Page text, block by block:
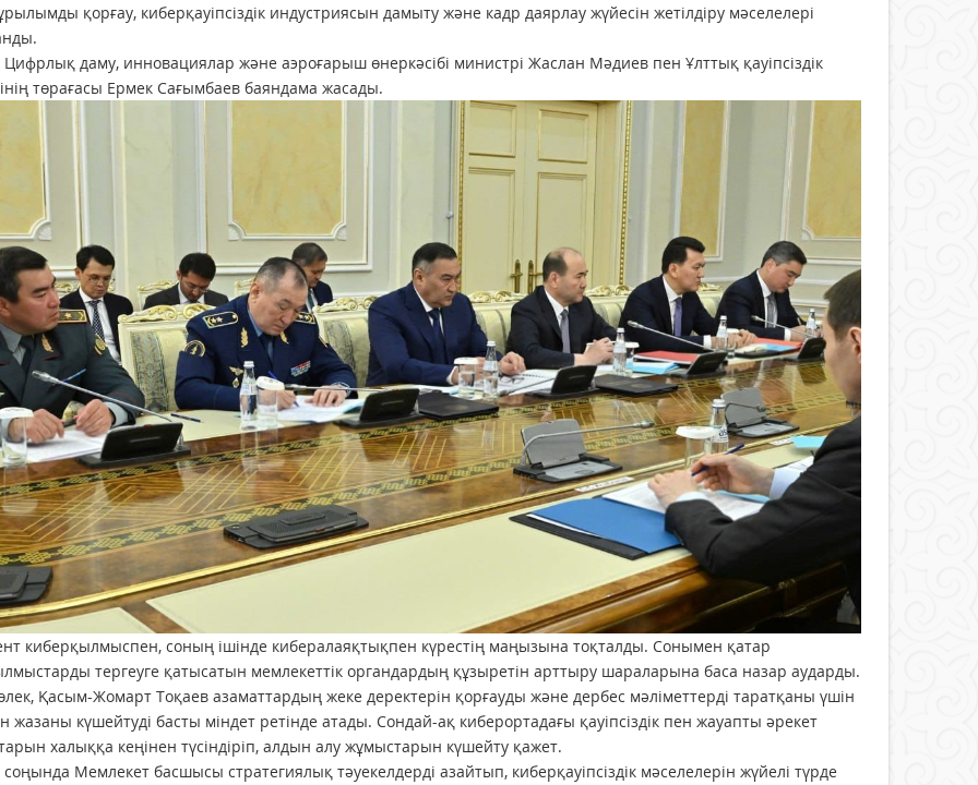
қорғау, киберқауіпсіздік индустриясын дамыту және кадр даярлау жүйесін жетілдіру мәселелері
Цифрлық даму, инновациялар және аэроғарыш өнеркәсібі министрі Жаслан Мәдиев пен Ұлттық қауіпсіздік
төрағасы Ермек Сағымбаев баяндама жасады.
киберқылмыспен, соның ішінде кибералаяқтықпен күрестің маңызына тоқталды. Сонымен қатар
тергеуге қатысатын мемлекеттік органдардың құзыретін арттыру шараларына баса назар аударды.
Қасым-Жомарт Тоқаев азаматтардың жеке деректерін қорғауды және дербес мәліметтерді таратқаны үшін
жазаны күшейтуді басты міндет ретінде атады. Сондай-ақ киберортадағы қауіпсіздік пен жауапты әрекет
халыққа кеңінен түсіндіріп, алдын алу жұмыстарын күшейту қажет.
Мемлекет басшысы стратегиялық тәуекелдерді азайтып, киберқауіпсіздік мәселелерін жүйелі түрде